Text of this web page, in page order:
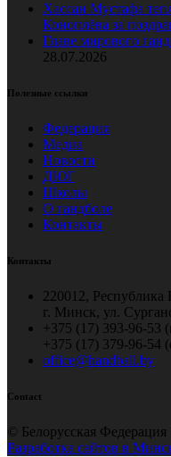
Хассан Мустафа
Коноплёва за
Главе мирового
28.07.2026
Полезные ссылки
Федерация
Медиа
Новости
ДЮГ
Школы
О гандболе
Контакты
Контакты
220012, Республика
г. Минск, ул.
+375 (17) 393-96-53
+375 (17) 379-96-54
office@handball.by
Contact
© Белорусская Федерация
Разработка сайтов в